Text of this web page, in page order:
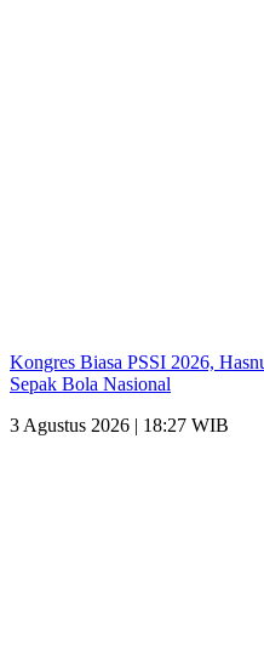
Kongres Biasa PSSI 2026,
Sepak Bola Nasional
3 Agustus 2026 | 18:27 WIB